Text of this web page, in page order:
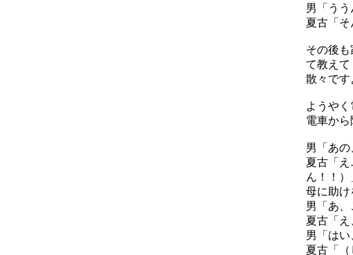
男「うう
夏古「そ
その後
て教えて
散々です
ようやく
電車から
男「あの
夏古「
ん！！
母に助け
男「あ、
夏古「
男「はい
夏古「